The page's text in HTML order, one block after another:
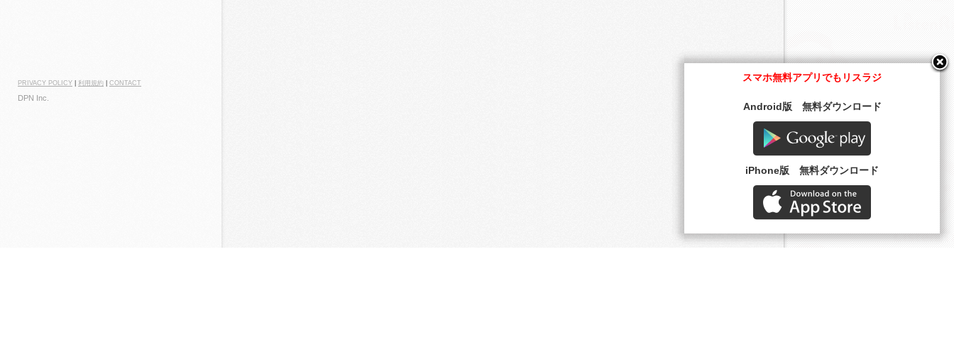
PRIVACY POLICY 利用規約 CONTACT
DPN Inc.
スマホ無料アプリでもリスラジ
Android版 無料ダウンロード
iPhone版 無料ダウンロード